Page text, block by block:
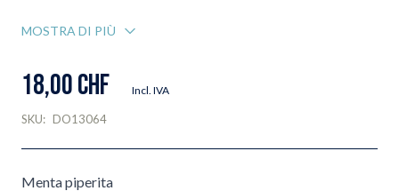
MOSTRA DI PIÙ
18,00 CHF Incl. IVA
SKU: DO13064
Menta piperita